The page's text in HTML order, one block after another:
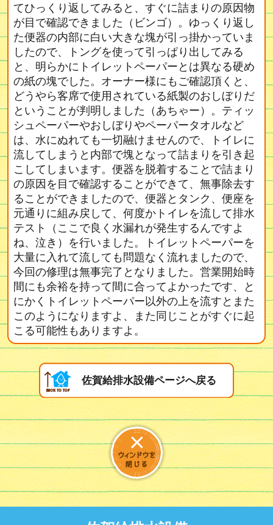
てひっくり返してみると、すぐに詰まりの原因物
が目で確認できました（ビンゴ）。ゆっくり返し
た便器の内部に白い大きな塊が引っ掛かっていま
したので、トングを使って引っぱり出してみる
と、明らかにトイレットペーパーとは異なる硬め
の紙の塊でした。オーナー様にもご確認頂くと、
どうやら客席で使用されている紙製のおしぼりだ
ということが判明しました（あちゃー）。ティッ
シュペーパーやおしぼりやペーパータオルなど
は、水にぬれても一切融けませんので、トイレに
流してしまうと内部で塊となって詰まりを引き起
こしてしまいます。便器を脱着することで詰まり
の原因を目で確認することができて、無事除去す
ることができましたので、便器とタンク、便座を
元通りに組み戻して、何度かトイレを流して排水
テスト（ここで良く水漏れが発生するんですよ
ね、泣き）を行いました。トイレットペーパーを
大量に入れて流しても問題なく流れましたので、
今回の修理は無事完了となりました。営業開始時
間にも余裕を持って間に合ってよかったです、と
にかくトイレットペーパー以外の上を流すとまた
このようになりますよ、また同じことがすぐに起
こる可能性もありますよ。
佐賀給排水設備ページへ戻る